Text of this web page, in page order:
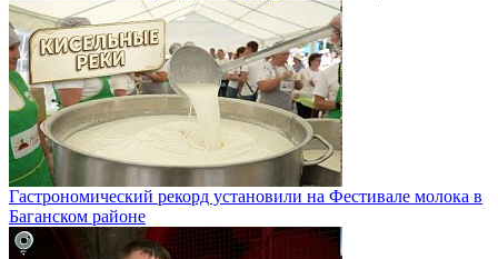
Гастрономический рекорд установили на Фестивале молока в
Баганском районе